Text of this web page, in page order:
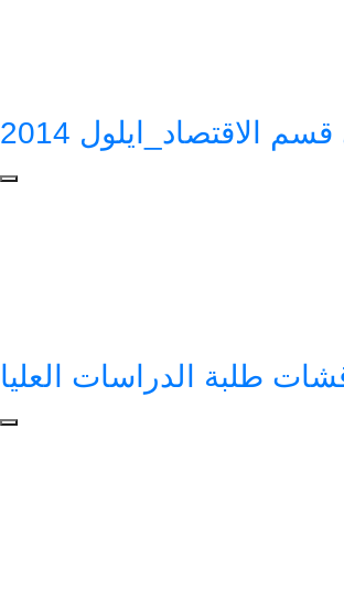
الاقتصاد_ايلول 2014
طلبة الدراسات العليا